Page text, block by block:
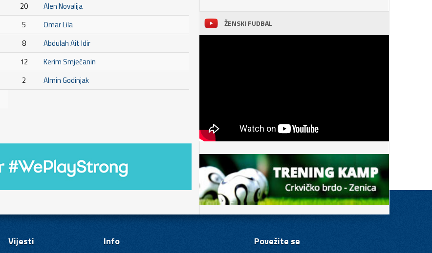
20
Alen Novalija
5
Omar Lila
8
Abdulah Ait Idir
12
Kerim Smječanin
2
Almin Godinjak
ŽENSKI FUDBAL
Vijesti Info Povežite se